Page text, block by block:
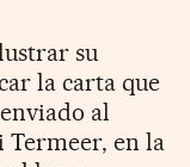
su
la carta que
al
Termeer, en la